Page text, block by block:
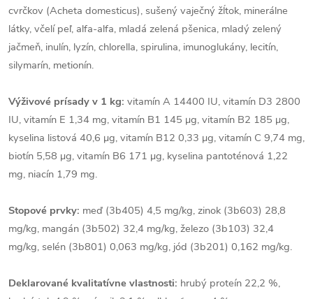
cvrčkov (Acheta domesticus), sušený vaječný žĺtok, minerálne
látky, včelí peľ, alfa-alfa, mladá zelená pšenica, mladý zelený
jačmeň, inulín, lyzín, chlorella, spirulina, imunoglukány, lecitín,
silymarín, metionín.
Výživové prísady v 1 kg: vitamín A 14400 IU, vitamín D3 2800
IU, vitamín E 1,34 mg, vitamín B1 145 μg, vitamín B2 185 μg,
kyselina listová 40,6 μg, vitamín B12 0,33 μg, vitamín C 9,74 mg,
biotín 5,58 μg, vitamín B6 171 μg, kyselina pantoténová 1,22
mg, niacín 1,79 mg.
Stopové prvky: meď (3b405) 4,5 mg/kg, zinok (3b603) 28,8
mg/kg, mangán (3b502) 32,4 mg/kg, železo (3b103) 32,4
mg/kg, selén (3b801) 0,063 mg/kg, jód (3b201) 0,162 mg/kg.
Deklarované kvalitatívne vlastnosti: hrubý proteín 22,2 %,